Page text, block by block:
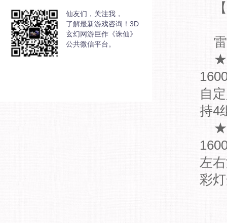
仙友们，关注我，
了解最新游戏咨询！3D
玄幻网游巨作《诛仙》
公共微信平台。
★
自
持4
★
左
彩